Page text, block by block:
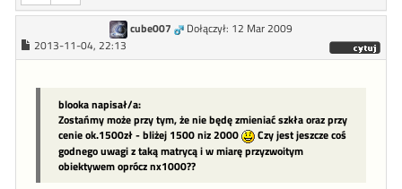
cube007
Dołączył: 12 Mar 2009
2013-11-04, 22:13
blooka napisał/a:
Zostańmy może przy tym, że nie będę zmieniać szkła oraz przy
cenie ok.1500zł - bliżej 1500 niz 2000
Czy jest jeszcze coś
godnego uwagi z taką matrycą i w miarę przyzwoitym
obiektywem oprócz nx1000??